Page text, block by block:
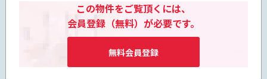
この物件をご覧頂くには、
会員登録（無料）が必要です。
無料会員登録